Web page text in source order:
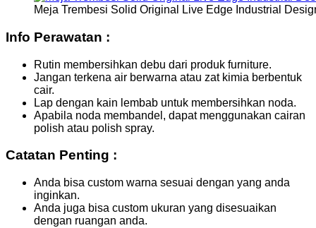
Meja Trembesi Solid Original Live Edge Industrial
Info Perawatan :
Rutin membersihkan debu dari produk furniture.
Jangan terkena air berwarna atau zat kimia berbentuk
cair.
Lap dengan kain lembab untuk membersihkan noda.
Apabila noda membandel, dapat menggunakan cairan
polish atau polish spray.
Catatan Penting :
Anda bisa custom warna sesuai dengan yang anda
inginkan.
Anda juga bisa custom ukuran yang disesuaikan
dengan ruangan anda.